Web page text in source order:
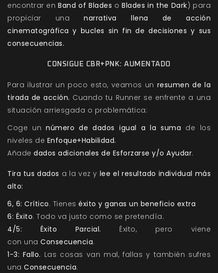
encontrar enBand of Blades oBlades in the Dark) para
propiciar unanarrativa llena de acción
cinematográfica y bucles sin fin de decisiones y sus
consecuencias.
CONSIGUE CBR+PNK: AUMENTADO
Para ilustrar un poco esto, veamos un resumen de la
tirada de acción. Cuando tu Runner se enfrente a una
situación arriesgada o problemática:
Coge unnúmero de dados igual a la suma de los
niveles de Enfoque+Habilidad.
Añade dados adicionales de Esforzarse y/o Ayudar.
Tira tus dados a la vez y lee el resultado individual más
alto:
6, 6: Crítico. Tienes éxito y ganas un beneficio extra
6: Éxito. Todo va justo como se pretendía.
4/5: Éxito Parcial. Éxito, pero viene
con una Consecuencia.
1-3: Fallo. Las cosas van mal, fallas y también sufres
una Consecuencia.